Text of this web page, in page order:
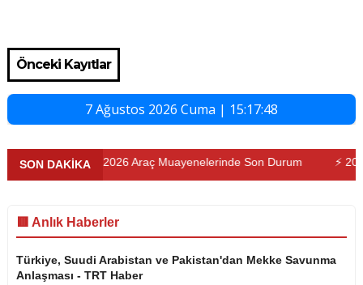
Önceki Kayıtlar
7 Ağustos 2026 Cuma | 15:17:49
SON DAKİKA
⚡ 2026 Araç Muayenelerinde Son Durum ⚡ 2026 En İyi
🟥 Anlık Haberler
Türkiye, Suudi Arabistan ve Pakistan'dan Mekke Savunma
Anlaşması - TRT Haber